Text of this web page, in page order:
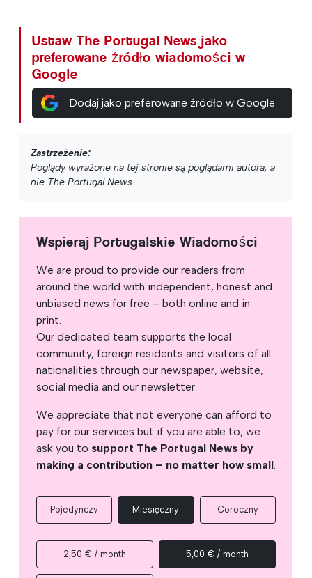
Ustaw The Portugal News jako
preferowane źródło wiadomości w
Google
Dodaj jako preferowane źródło w Google
Zastrzeżenie:
Poglądy wyrażone na tej stronie są poglądami autora, a
nie The Portugal News.
Wspieraj Portugalskie Wiadomości
We are proud to provide our readers from
around the world with independent, honest and
unbiased news for free – both online and in
print.
Our dedicated team supports the local
community, foreign residents and visitors of all
nationalities through our newspaper, website,
social media and our newsletter.
We appreciate that not everyone can afford to
pay for our services but if you are able to, we
ask you to support The Portugal News by
making a contribution – no matter how small.
Pojedynczy Miesięczny Coroczny
2,50 € / month 5,00 € / month